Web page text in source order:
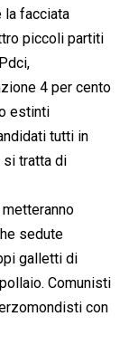
la facciata
piccoli partiti
4 per cento
estinti
tutti in
si tratta di
sedute
galletti di
Comunisti
con